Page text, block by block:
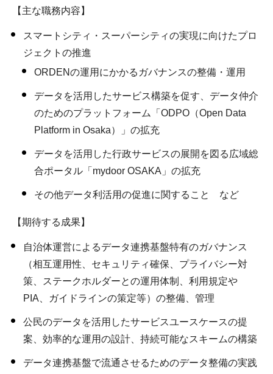
【主な職務内容】
スマートシティ・スーパーシティの実現に向けたプロ
ジェクトの推進
ORDENの運用にかかるガバナンスの整備・運用
データを活用したサービス構築を促す、データ仲介
のためのプラットフォーム「ODPO（Open Data
Platform in Osaka）」の拡充
データを活用した行政サービスの展開を図る広域総
合ポータル「mydoor OSAKA」の拡充
その他データ利活用の促進に関すること など
【期待する成果】
自治体運営によるデータ連携基盤特有のガバナンス
（相互運用性、セキュリティ確保、プライバシー対
策、ステークホルダーとの運用体制、利用規定や
PIA、ガイドラインの策定等）の整備、管理
公民のデータを活用したサービスユースケースの提
案、効率的な運用の設計、持続可能なスキームの構築
データ連携基盤で流通させるためのデータ整備の実践